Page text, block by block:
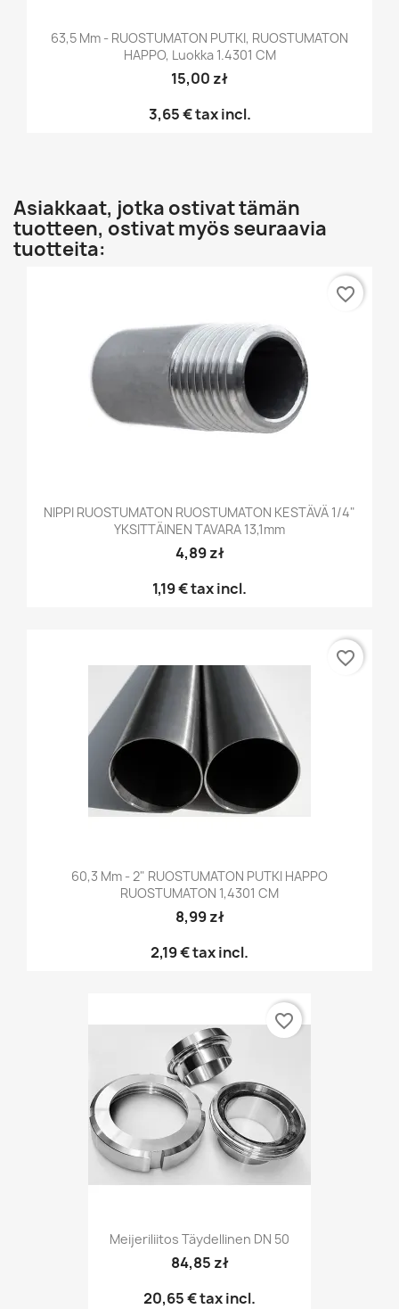
63,5 Mm - RUOSTUMATON PUTKI, RUOSTUMATON
HAPPO, Luokka 1.4301 CM
15,00 zł
3,65 €tax incl.
Asiakkaat, jotka ostivat tämän
tuotteen, ostivat myös seuraavia
tuotteita:
NIPPI RUOSTUMATON RUOSTUMATON KESTÄVÄ 1/4"
YKSITTÄINEN TAVARA 13,1mm
4,89 zł
1,19 €tax incl.
favorite_border
60,3 Mm - 2" RUOSTUMATON PUTKI HAPPO
RUOSTUMATON 1,4301 CM
8,99 zł
2,19 €tax incl.
favorite_border
Meijeriliitos Täydellinen DN 50
84,85 zł
20,65 €tax incl.
favorite_border